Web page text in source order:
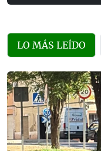
LO MÁS LEÍDO